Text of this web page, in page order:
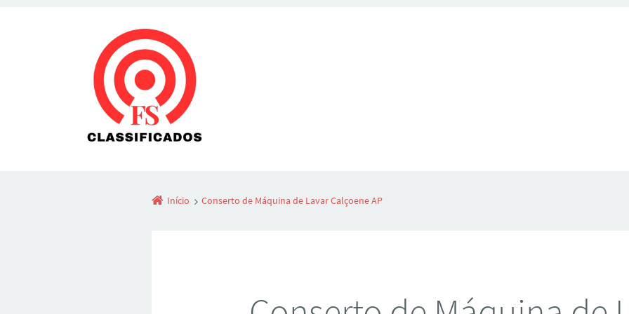
Início Conserto de Máquina de Lavar Calçoene AP